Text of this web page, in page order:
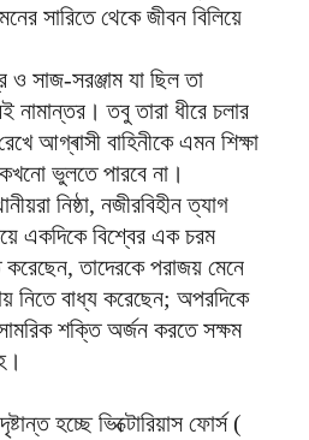
সারিতে থেকে জীবন বিলিয়ে
ও সাজ-সরঞ্জাম যা ছিল তা
নামান্তর। তবু তারা ধীরে চলার
আগ্ৰাসী বাহিনীকে এমন শিক্ষা
কখনো ভুলতে পারবে না।
নিষ্ঠা, নজীরবিহীন ত্যাগ
একদিকে বিশ্বের এক চরম
তাদেরকে পরাজয় মেনে
নিতে বাধ্য করেছেন; অপরদিকে
শক্তি অর্জন করতে সক্ষম
হচ্ছে ভিক্টোরিয়াস ফোর্স (